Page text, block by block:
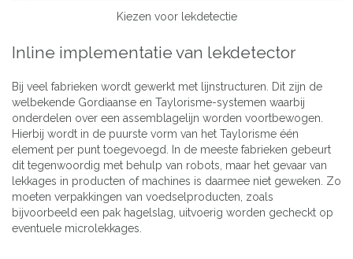
Kiezen voor lekdetectie
Inline implementatie van lekdetector
Bij veel fabrieken wordt gewerkt met lijnstructuren. Dit zijn de
welbekende Gordiaanse en Taylorisme-systemen waarbij
onderdelen over een assemblagelijn worden voortbewogen.
Hierbij wordt in de puurste vorm van het Taylorisme één
element per punt toegevoegd. In de meeste fabrieken gebeurt
dit tegenwoordig met behulp van robots, maar het gevaar van
lekkages in producten of machines is daarmee niet geweken. Zo
moeten verpakkingen van voedselproducten, zoals
bijvoorbeeld een pak hagelslag, uitvoerig worden gecheckt op
eventuele microlekkages.